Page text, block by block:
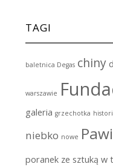
TAGI
baletnica Degas chiny
warszawie
galeria grzechotka
niebko nowe
poranek ze sztuką w